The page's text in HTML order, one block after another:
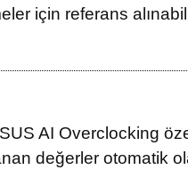
için referans
AI Overclocking
değerler